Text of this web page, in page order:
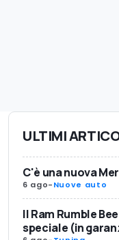
ULTIMI
C'è una nuova
6 ago-Nuove auto
Il Ram Rumble
speciale (in